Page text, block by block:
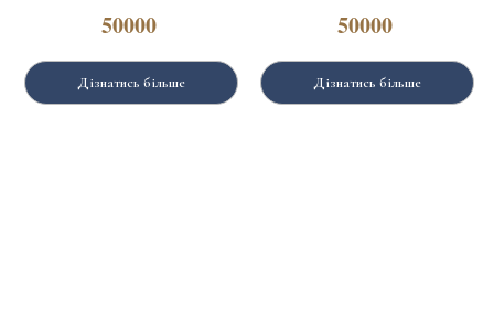
50000
Дізнатись більше
50000
Дізнатись більше